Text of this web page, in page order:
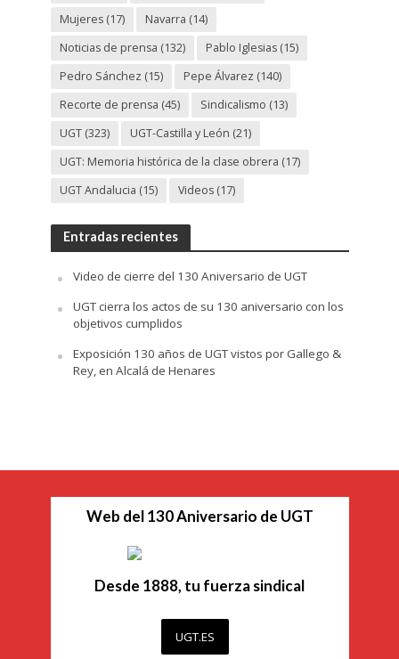
Mujeres(17) Navarra (14)
Noticias de prensa (132) Pablo Iglesias(15)
Pedro Sánchez (15) Pepe Álvarez (140)
Recorte de prensa (45) Sindicalismo (13)
UGT(323) UGT-Castilla y León (21)
UGT: Memoria histórica de la clase obrera (17)
UGT Andalucia (15) Videos(17)
Entradas recientes
Video de cierre del 130 Aniversario de UGT
UGT cierra los actos de su 130 aniversario con los
objetivos cumplidos
Exposición 130 años de UGT vistos por Gallego &
Rey, en Alcalá de Henares
Web del 130 Aniversario de UGT
Desde 1888, tu fuerza sindical
UGT.ES